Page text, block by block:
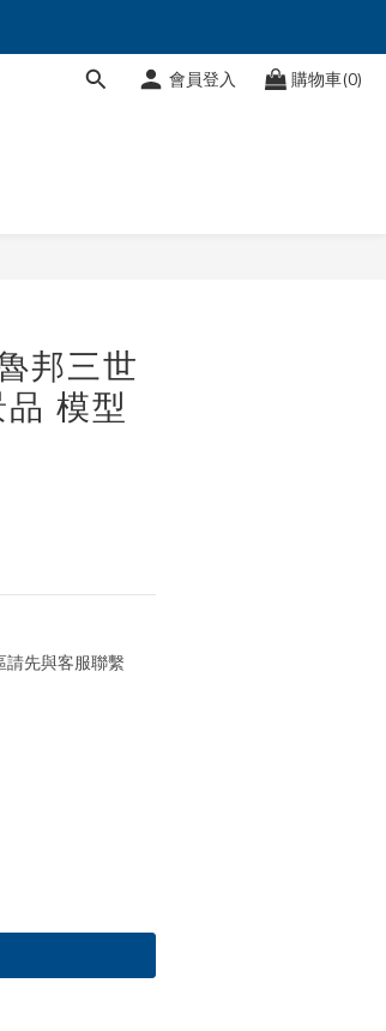
會員登入 購物車(0)
邦三世
模型
請先與客服聯繫